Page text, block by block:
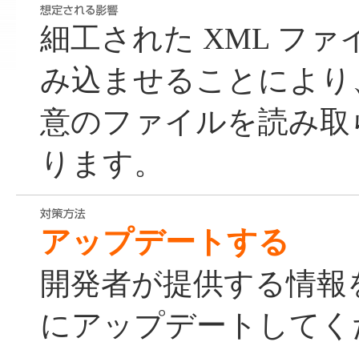
細工された XML ファ
み込ませることによ
意のファイルを読み
ります。
アップデートする
開発者が提供する情
にアップデートして